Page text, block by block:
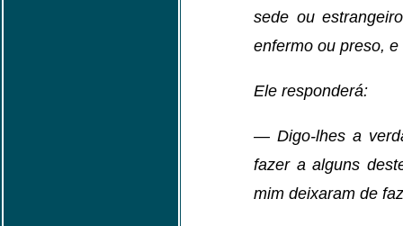
sede ou
enfermo ou preso,
Ele responderá:
— Digo-lhes a
fazer a alguns
mim deixaram de